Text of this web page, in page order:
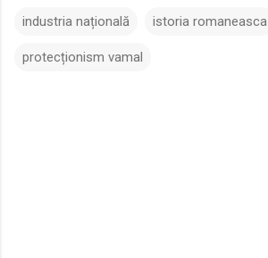
industria națională istoria romaneasca
protecționism vamal